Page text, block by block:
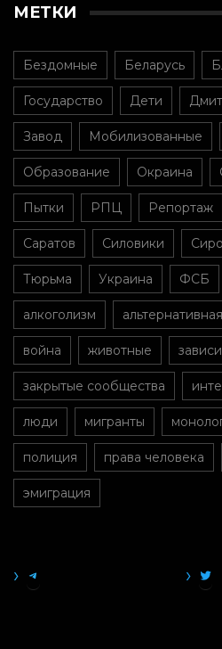
МЕТКИ
Бездомные Беларусь
Государство Дети
Завод Мобилизованные
Образование Окраина
Пытки РПЦ Репортаж
Саратов Силовики
Тюрьма Украина ФСБ
алкоголизм
война животные
закрытые сообщества
люди мигранты
полиция права человека
эмиграция
TELEGRAM